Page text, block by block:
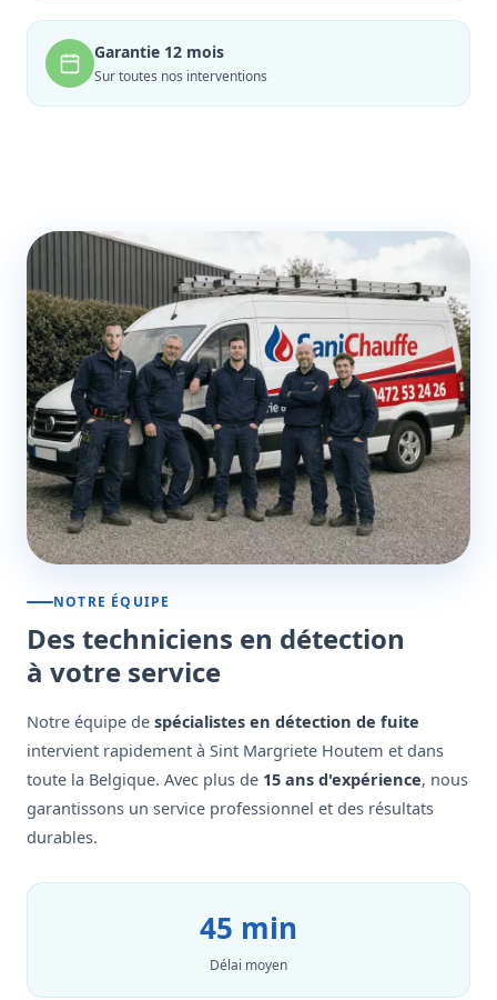
Garantie 12 mois
Sur toutes nos interventions
NOTRE ÉQUIPE
Des techniciens en détection
à votre service
Notre équipe de spécialistes en détection de fuite
intervient rapidement à Sint Margriete Houtem et dans
toute la Belgique. Avec plus de 15 ans d'expérience, nous
garantissons un service professionnel et des résultats
durables.
45 min
Délai moyen